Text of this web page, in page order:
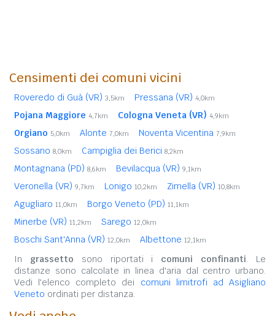
Censimenti dei comuni vicini
Roveredo di Guà (VR) 3,5km Pressana (VR) 4,0km
Pojana Maggiore 4,7km Cologna Veneta (VR) 4,9km
Orgiano 5,0km Alonte 7,0km Noventa Vicentina 7,9km
Sossano 8,0km Campiglia dei Berici 8,2km
Montagnana (PD) 8,6km Bevilacqua (VR) 9,1km
Veronella (VR) 9,7km Lonigo 10,2km Zimella (VR) 10,8km
Agugliaro 11,0km Borgo Veneto (PD) 11,1km
Minerbe (VR) 11,2km Sarego 12,0km
Boschi Sant'Anna (VR) 12,0km Albettone 12,1km
In grassetto sono riportati i comuni confinanti. Le
distanze sono calcolate in linea d'aria dal centro urbano.
Vedi l'elenco completo dei comuni limitrofi ad Asigliano
Veneto ordinati per distanza.